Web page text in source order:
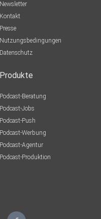
Newsletter
Kontakt
Presse
Nutzungsbedingungen
Datenschutz
Produkte
Podcast-Beratung
Podcast-Jobs
Podcast-Push
Podcast-Werbung
Podcast-Agentur
Podcast-Produktion